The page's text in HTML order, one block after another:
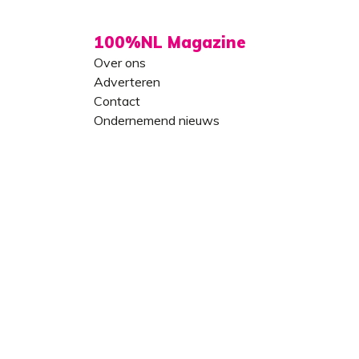
100%NL Magazine
Over ons
Adverteren
Contact
Ondernemend nieuws